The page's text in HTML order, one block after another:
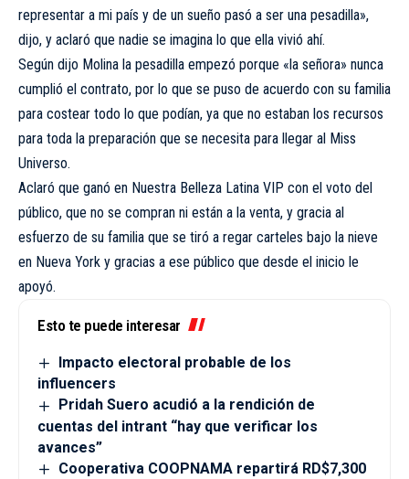
representar a mi país y de un sueño pasó a ser una pesadilla»,
dijo, y aclaró que nadie se imagina lo que ella vivió ahí.
Según dijo Molina la pesadilla empezó porque «la señora» nunca
cumplió el contrato, por lo que se puso de acuerdo con su familia
para costear todo lo que podían, ya que no estaban los recursos
para toda la preparación que se necesita para llegar al Miss
Universo.
Aclaró que ganó en Nuestra Belleza Latina VIP con el voto del
público, que no se compran ni están a la venta, y gracia al
esfuerzo de su familia que se tiró a regar carteles bajo la nieve
en Nueva York y gracias a ese público que desde el inicio le
apoyó.
Esto te puede interesar
Impacto electoral probable de los
influencers
Pridah Suero acudió a la rendición de
cuentas del intrant “hay que verificar los
avances”
Cooperativa COOPNAMA repartirá RD$7,300